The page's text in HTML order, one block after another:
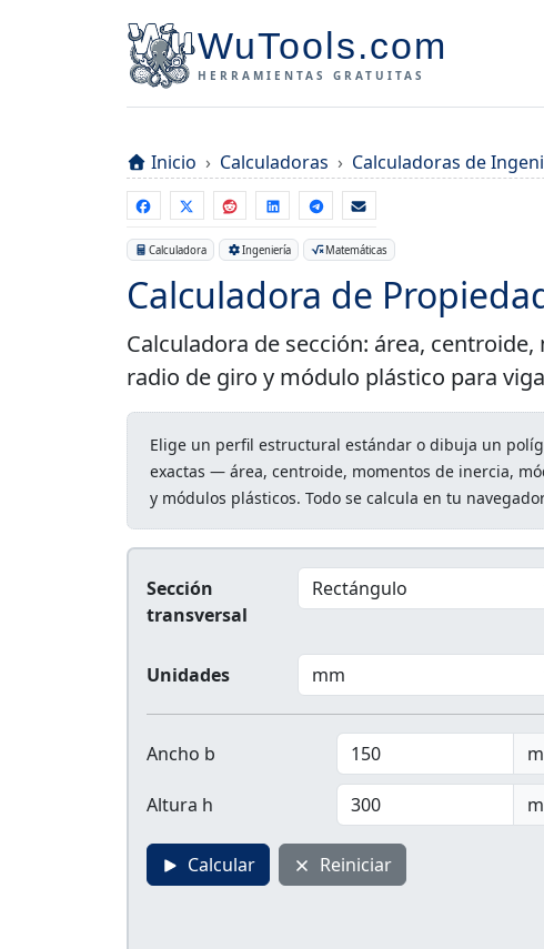
WuTools.com
HERRAMIENTAS GRATUITAS
Inicio Calculadoras Calculadoras de
Calculadora Ingeniería Matemáticas
Calculadora de
Calculadora de sección: área,
radio de giro y módulo plástico para
Elige un perfil estructural estándar o dibuja un
exactas — área, centroide, momentos de inercia,
y módulos plásticos. Todo se calcula en tu
Sección
transversal
Unidades
Ancho b
Altura h
Calcular Reiniciar